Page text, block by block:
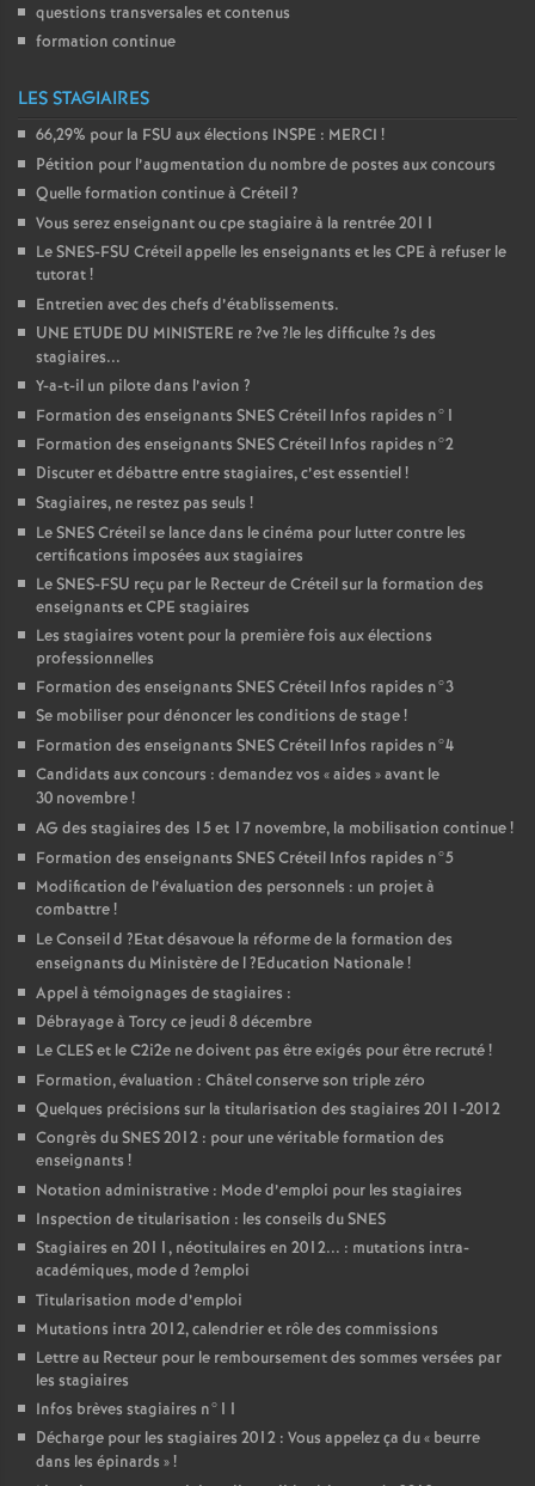
questions transversales et contenus
formation continue
LES STAGIAIRES
66,29% pour la FSU aux élections INSPE : MERCI !
Pétition pour l’augmentation du nombre de postes aux concours
Quelle formation continue à Créteil?
Vous serez enseignant ou cpe stagiaire à la rentrée 2011
LeSNES-FSU Créteil appelle les enseignants et les CPE à refuser le
tutorat!
Entretien avec des chefs d’établissements.
UNE ETUDE DU MINISTERE re?ve?le les difficulte?s des
stagiaires...
Y-a-t-il un pilote dans l’avion ?
Formation des enseignants SNESCréteil Infos rapides n°1
Formation des enseignants SNESCréteil Infos rapides n°2
Discuter et débattre entre stagiaires, c’est essentiel!
Stagiaires, ne restez pas seuls !
LeSNESCréteil se lance dans le cinéma pour lutter contre les
certifications imposées aux stagiaires
LeSNES-FSU reçu par le Recteur de Créteil sur la formation des
enseignants etCPE stagiaires
Les stagiaires votent pour la première fois aux élections
professionnelles
Formation des enseignants SNESCréteil Infos rapides n°3
Se mobiliser pour dénoncer les conditions de stage!
Formation des enseignants SNESCréteil Infos rapides n°4
Candidats aux concours : demandez vos «aides » avant le
30 novembre!
AG des stagiaires des 15 et 17 novembre, la mobilisation continue!
Formation des enseignants SNESCréteil Infos rapides n°5
Modification de l’évaluation des personnels : un projet à
combattre!
Le Conseil d ?Etat désavoue la réforme de la formation des
enseignants du Ministère de l?Education Nationale!
Appel à témoignages de stagiaires :
Débrayage à Torcy ce jeudi 8 décembre
LeCLESet le C2i2e ne doivent pas être exigés pour être recruté!
Formation, évaluation : Châtel conserve son triple zéro
Quelques précisions sur la titularisation des stagiaires 2011-2012
Congrès duSNES2012 : pour une véritable formation des
enseignants !
Notation administrative : Mode d’emploi pour les stagiaires
Inspection de titularisation : les conseils duSNES
Stagiaires en 2011, néotitulaires en 2012... : mutations intra-
académiques, mode d ?emploi
Titularisation mode d’emploi
Mutations intra 2012, calendrier et rôle des commissions
Lettre au Recteur pour le remboursement des sommes versées par
les stagiaires
Infos brèves stagiaires n°11
Décharge pour les stagiaires 2012 : Vous appelez ça du « beurre
dans les épinards »!